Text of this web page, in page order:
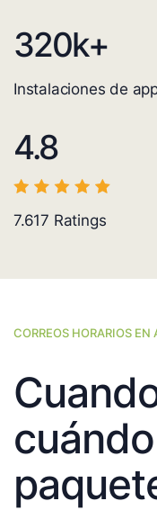
320k+
Instalaciones de
4.8
7.617 Ratings
CORREOS HORARIOS